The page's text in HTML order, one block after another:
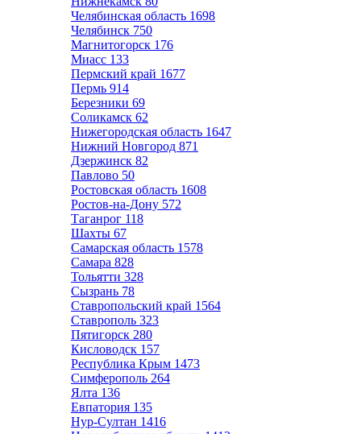
Челябинская область 1698
Челябинск 750
Магнитогорск 176
Миасс 133
Пермский край 1677
Пермь 914
Березники 69
Соликамск 62
Нижегородская область 1647
Нижний Новгород 871
Дзержинск 82
Павлово 50
Ростовская область 1608
Ростов-на-Дону 572
Таганрог 118
Шахты 67
Самарская область 1578
Самара 828
Тольятти 328
Сызрань 78
Ставропольский край 1564
Ставрополь 323
Пятигорск 280
Кисловодск 157
Республика Крым 1473
Симферополь 264
Ялта 136
Евпатория 135
Нур-Султан 1416